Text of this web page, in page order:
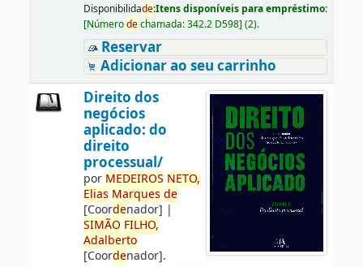
Disponibilidade:Itens disponíveis para empréstimo:
[Númerodechamada:342.2 D598] (2).
Reservar
Adicionar ao seu carrinho
Direito dos
negócios
aplicado: do
direito
processual/
por MEDEIROS NETO,
Elias Marques de
[Coordenador] |
SIMÃO FILHO,
Adalberto
[Coordenador].